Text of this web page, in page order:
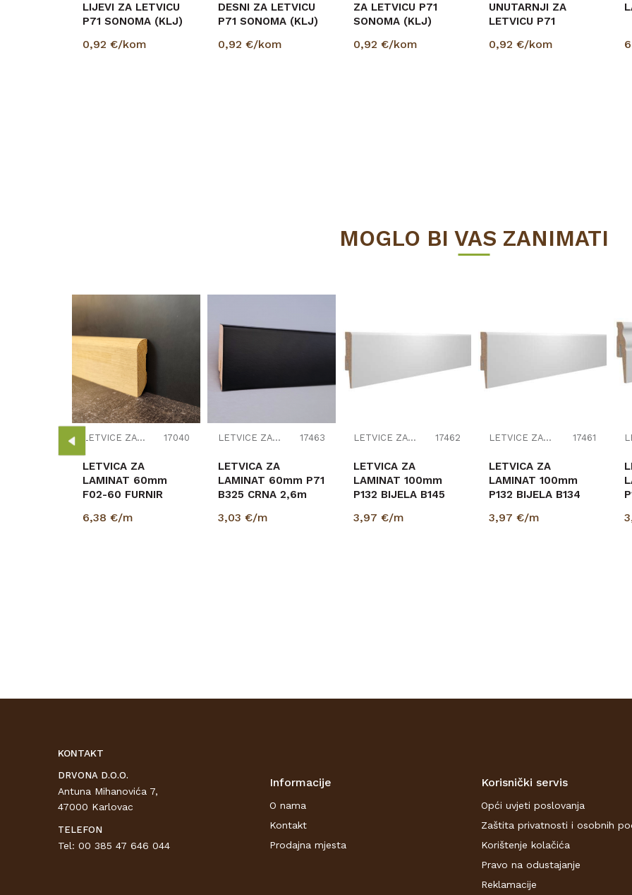
LIJEVI ZA LETVICU
P71 SONOMA (KLJ)
0,92 €/kom
DESNI ZA LETVICU
P71 SONOMA (KLJ)
0,92 €/kom
ZA LETVICU P71
SONOMA (KLJ)
0,92 €/kom
UNUTARNJI ZA
LETVICU P71
0,92 €/kom
MOGLO BI VAS ZANIMATI
LETVICE ZA LAMINAT 17040
LETVICA ZA
LAMINAT 60mm
F02-60 FURNIR
6,38 €/m
LETVICE ZA LAMINAT 17463
LETVICA ZA
LAMINAT 60mm P71
B325 CRNA 2,6m
3,03 €/m
LETVICE ZA LAMINAT 17462
LETVICA ZA
LAMINAT 100mm
P132 BIJELA B145
(PRIPREMLJENA ZA
3,97 €/m
LETVICE ZA LAMINAT 17461
LETVICA ZA
LAMINAT 100mm
P132 BIJELA B134
3,97 €/m
KONTAKT
DRVONA D.O.O.
Antuna Mihanovića 7,
47000 Karlovac
TELEFON
Tel: 00 385 47 646 044
Informacije
O nama
Kontakt
Prodajna mjesta
Korisnički servis
Opći uvjeti poslovanja
Zaštita privatnosti i osobnih
Korištenje kolačića
Pravo na odustajanje
Reklamacije